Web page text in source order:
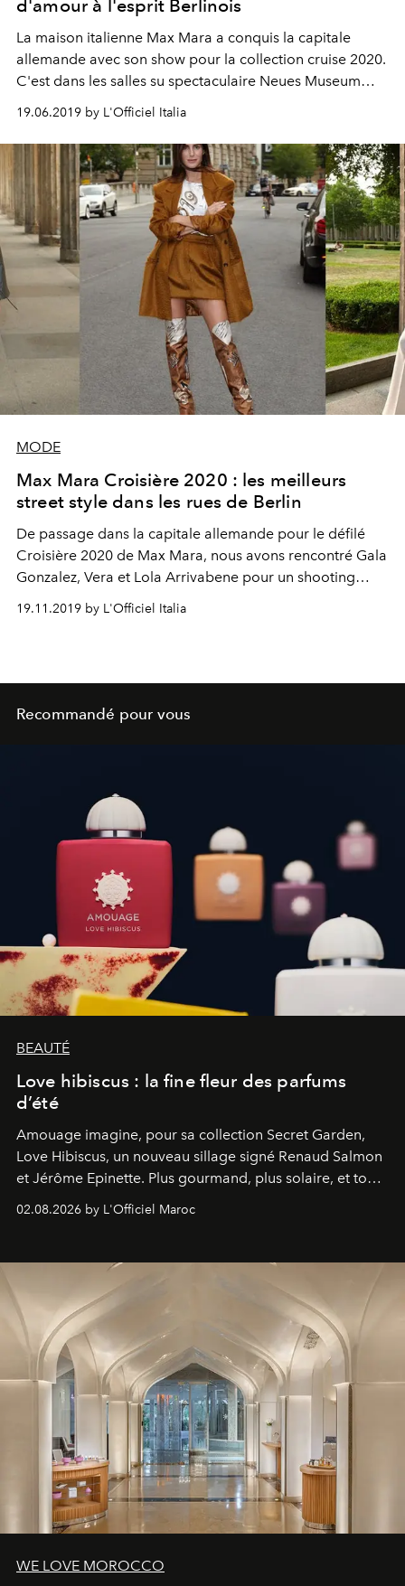
d'amour à l'esprit Berlinois
La maison italienne Max Mara a conquis la capitale
allemande avec son show pour la collection cruise 2020.
C'est dans les salles su spectaculaire Neues Museum
d'un dîner. Retour sur ce show gargantuesque.
19.06.2019 by L'Officiel Italia
MODE
Max Mara Croisière 2020 : les meilleurs
street style dans les rues de Berlin
De passage dans la capitale allemande pour le défilé
Croisière 2020 de Max Mara, nous avons rencontré Gala
Gonzalez, Vera et Lola Arrivabene pour un shooting
19.11.2019 by L'Officiel Italia
Recommandé pour vous
BEAUTÉ
Love hibiscus : la fine fleur des parfums
d’été
Amouage imagine, pour sa collection Secret Garden,
Love Hibiscus, un nouveau sillage signé Renaud Salmon
et Jérôme Epinette. Plus gourmand, plus solaire, et tout
02.08.2026 by L'Officiel Maroc
WE LOVE MOROCCO